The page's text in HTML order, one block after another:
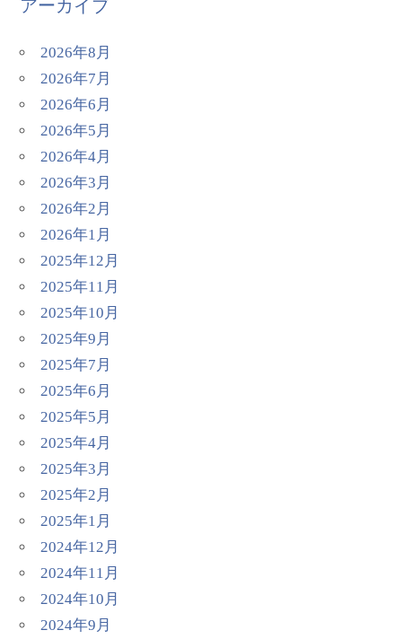
アーカイブ
2026年8月
2026年7月
2026年6月
2026年5月
2026年4月
2026年3月
2026年2月
2026年1月
2025年12月
2025年11月
2025年10月
2025年9月
2025年7月
2025年6月
2025年5月
2025年4月
2025年3月
2025年2月
2025年1月
2024年12月
2024年11月
2024年10月
2024年9月